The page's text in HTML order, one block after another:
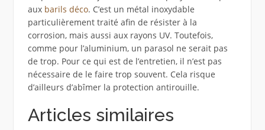
aux barils déco. C’est un métal inoxydable
particulièrement traité afin de résister à la
corrosion, mais aussi aux rayons UV. Toutefois,
comme pour l’aluminium, un parasol ne serait pas
de trop. Pour ce qui est de l’entretien, il n’est pas
nécessaire de le faire trop souvent. Cela risque
d’ailleurs d’abîmer la protection antirouille.
Articles similaires